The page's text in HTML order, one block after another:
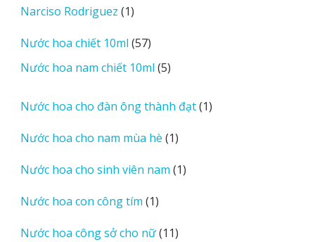
Narciso Rodriguez 11
phẩm
Nước hoa chiết 10ml 5757
sản
phẩm
Nước hoa nam chiết 10ml 55
phẩm
Nước hoa cho đàn ông thành đạt 11
Nước hoa cho nam mùa hè 11
phẩm
Nước hoa cho sinh viên nam 11
Nước hoa con công tím 11
phẩm
Nước hoa công sở cho nữ 1111